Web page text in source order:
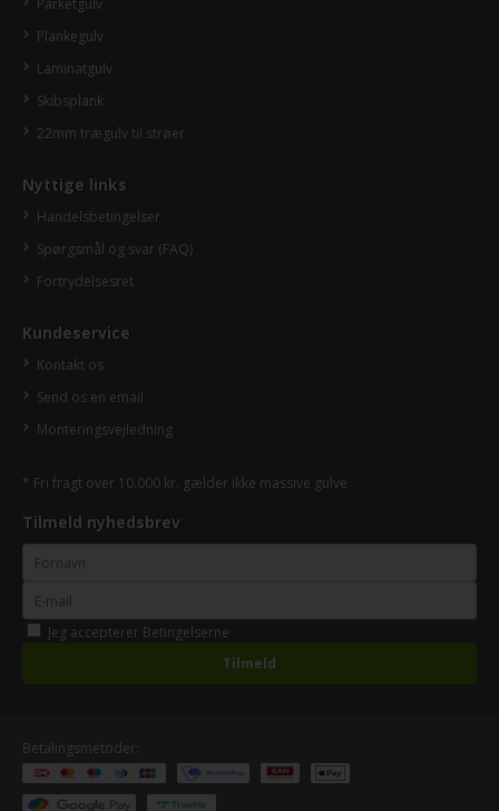
Parketgulv
Plankegulv
Laminatgulv
Skibsplank
22mm trægulv til strøer
Nyttige links
Handelsbetingelser
Spørgsmål og svar (FAQ)
Fortrydelsesret
Kundeservice
Kontakt os
Send os en email
Monteringsvejledning
* Fri fragt over 10.000 kr. gælder ikke massive gulve
Tilmeld nyhedsbrev
Jeg accepterer Betingelserne
Betalingsmetoder: